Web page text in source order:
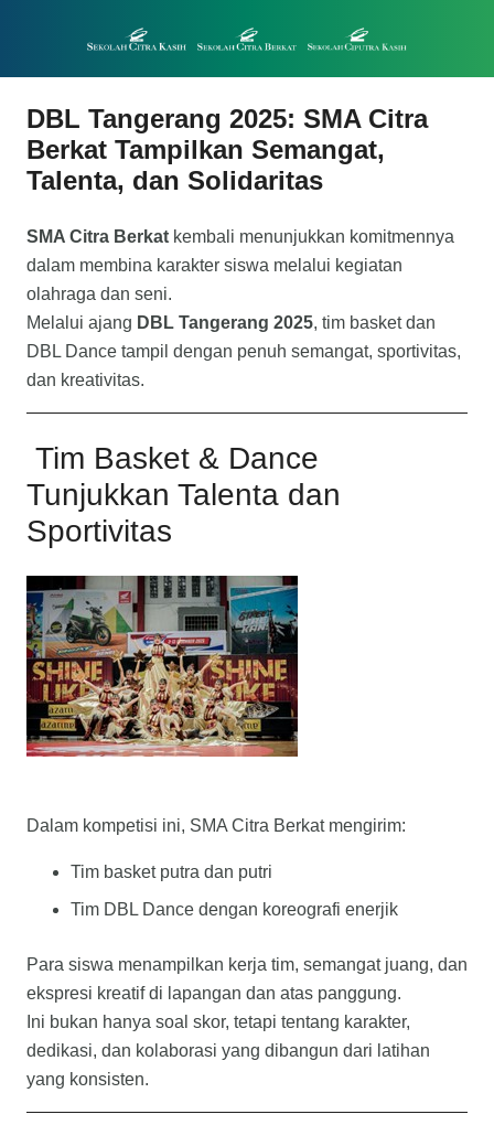
DBL Tangerang 2025: SMA Citra
Berkat Tampilkan Semangat,
Talenta, dan Solidaritas
SMA Citra Berkat kembali menunjukkan komitmennya
dalam membina karakter siswa melalui kegiatan
olahraga dan seni.
Melalui ajang DBL Tangerang 2025, tim basket dan
DBL Dance tampil dengan penuh semangat, sportivitas,
dan kreativitas.
Tim Basket & Dance
Tunjukkan Talenta dan
Sportivitas
Dalam kompetisi ini, SMA Citra Berkat mengirim:
Tim basket putra dan putri
Tim DBL Dance dengan koreografi enerjik
Para siswa menampilkan kerja tim, semangat juang, dan
ekspresi kreatif di lapangan dan atas panggung.
Ini bukan hanya soal skor, tetapi tentang karakter,
dedikasi, dan kolaborasi yang dibangun dari latihan
yang konsisten.